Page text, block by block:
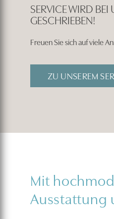
SERVICE WIRD BEI
ESCHRIEBEN!
Freuen Sie sich auf viele
ZU UNSEREM
Mit
Ausstattung